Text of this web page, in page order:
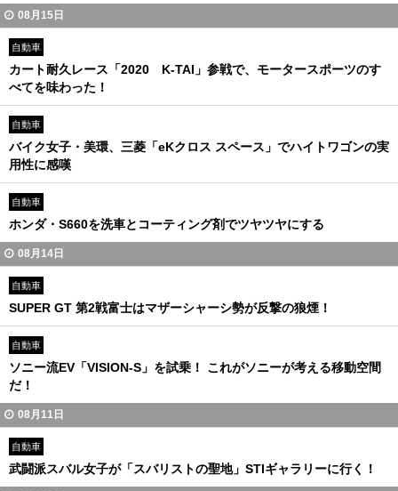
08月15日
自動車
カート耐久レース「2020 K-TAI」参戦で、モータースポーツのす
べてを味わった！
自動車
バイク女子・美環、三菱「eKクロス スペース」でハイトワゴンの実
用性に感嘆
自動車
ホンダ・S660を洗車とコーティング剤でツヤツヤにする
08月14日
自動車
SUPER GT 第2戦富士はマザーシャーシ勢が反撃の狼煙！
自動車
ソニー流EV「VISION-S」を試乗！ これがソニーが考える移動空間
だ！
08月11日
自動車
武闘派スバル女子が「スバリストの聖地」STIギャラリーに行く！